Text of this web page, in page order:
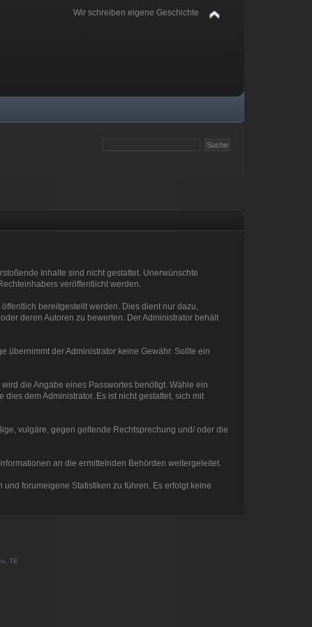
Wir schreiben eigene Geschichte
Inhalte sind nicht gestattet. Unerwünschte
veröffentlicht werden.
bereitgestellt werden. Dies dient nur dazu,
deren Autoren zu bewerten. Der Administrator behält
übernimmt der Administrator keine Gewähr. Sollte ein
die Angabe eines Passwortes benötigt. Wähle ein
dem Administrator. Es ist nicht gestattet, sich mit
vulgäre, gegen geltende Rechtsprechung und/ oder die
an die ermittelnden Behörden weitergeleitet.
forumeigene Statistiken zu führen. Es erfolgt keine
TE